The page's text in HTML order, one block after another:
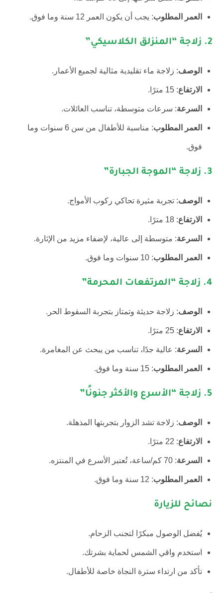
العمر المطلوب: يجب أن يكون العمر 12 سنة وما فوق.
2. زلاجة “المنزلق الكلاسيكي”
الوصف: زلاجة ماء تقليدية مثالية لجميع الأعمار.
الارتفاع: 15 مترًا.
السرعة: سرعات متوسطة، تناسب العائلات.
العمر المطلوب : مناسبة للأطفال من سن 6 سنوات وما
فوق.
3. زلاجة “الموجة الجبارة”
الوصف: تجربة مثيرة تحاكي ركوب الأمواج.
الارتفاع: 18 مترًا.
السرعة: متوسطة إلى عالية، لإضفاء مزيد من الإثارة.
العمر المطلوب: 10 سنوات وما فوق.
4. زلاجة “المرتفعات المحرمة”
الوصف: زلاجة حديثة وتمتاز بتجربة السقوط الحر.
الارتفاع: 25 مترًا.
السرعة: عالية جدًا، تناسب من يبحث عن المغامرة.
العمر المطلوب: 15 سنة وما فوق.
5. زلاجة “الأسرع والأكثر جنونًا”
الوصف: زلاجة تشد الزوار بتجربتها المذهلة.
الارتفاع: 22 مترًا.
السرعة: 70 كم/ساعة، تُعتبر الأسرع في المنتزه.
العمر المطلوب: 12 سنة وما فوق.
نصائح للزيارة
يُفضل الوصول مبكرًا لتجنب الزحام.
استخدم واقي الشمس لحماية بشرتك.
تأكد من ارتداء سترة النجاة خاصة للأطفال.